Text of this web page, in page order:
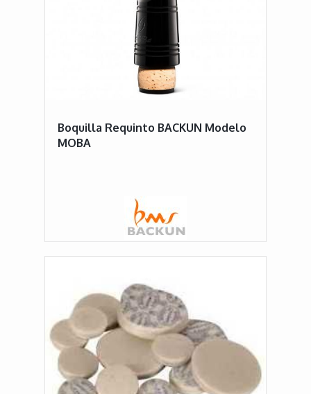
Boquilla Requinto BACKUN Modelo
MOBA